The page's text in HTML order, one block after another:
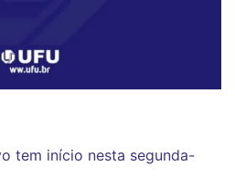
tem início nesta segunda-